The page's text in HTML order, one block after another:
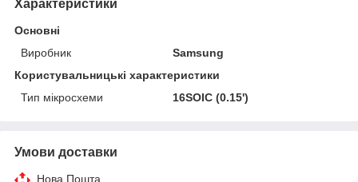
Характеристики
Основні
Виробник
Samsung
Користувальницькі характеристики
Тип мікросхеми
16SOIC (0.15')
Умови доставки
Нова Пошта